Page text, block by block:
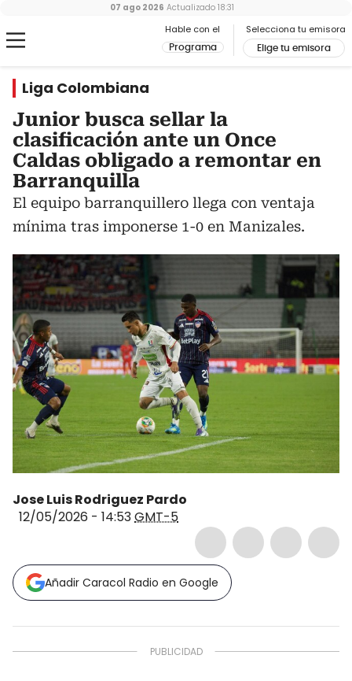
Hable con el
Programa
Selecciona tu emisora
Elige tu emisora
07 ago 2026 Actualizado 18:31
Liga Colombiana
Junior busca sellar la
clasificación ante un Once
Caldas obligado a remontar en
Barranquilla
El equipo barranquillero llega con ventaja
mínima tras imponerse 1-0 en Manizales.
Jose Luis Rodriguez Pardo
12/05/2026 - 14:53GMT-5
Añadir Caracol Radio en Google